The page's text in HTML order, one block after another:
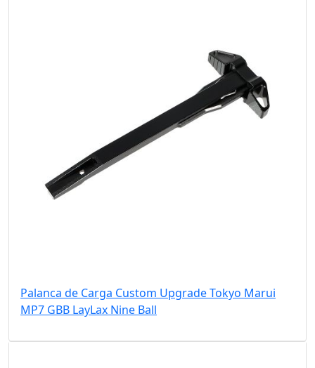
Palanca de Carga Custom Upgrade Tokyo Marui
MP7 GBB LayLax Nine Ball